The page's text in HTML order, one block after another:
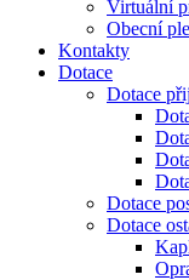
Virtuální
Obecní
Kontakty
Dotace
Dotace
Dotace
Dotace